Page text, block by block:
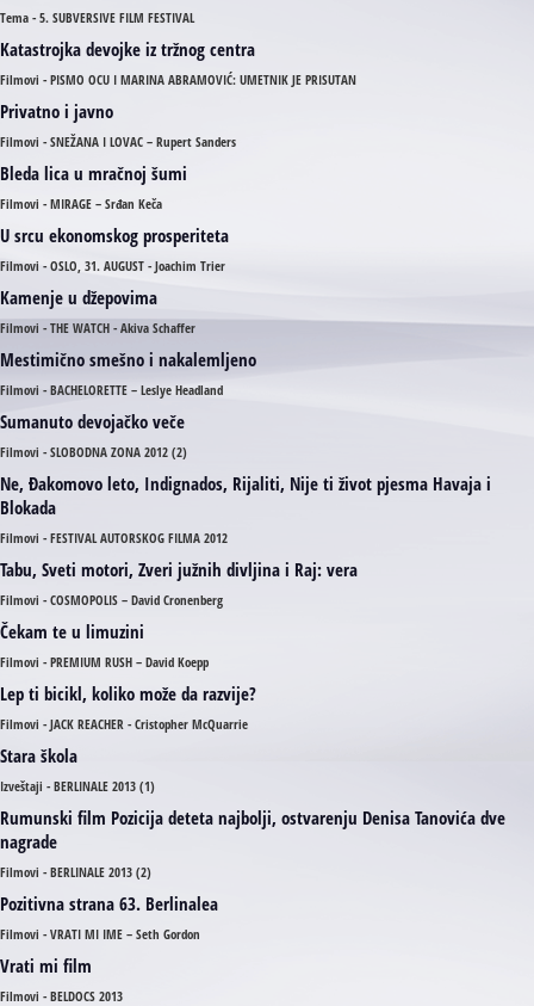
Tema - 5. SUBVERSIVE FILM FESTIVAL
Katastrojka devojke iz tržnog centra
Filmovi - PISMO OCU I MARINA ABRAMOVIĆ: UMETNIK JE PRISUTAN
Privatno i javno
Filmovi - SNEŽANA I LOVAC – Rupert Sanders
Bleda lica u mračnoj šumi
Filmovi - MIRAGE – Srđan Keča
U srcu ekonomskog prosperiteta
Filmovi - OSLO, 31. AUGUST - Joachim Trier
Kamenje u džepovima
Filmovi - THE WATCH - Akiva Schaffer
Mestimično smešno i nakalemljeno
Filmovi - BACHELORETTE – Leslye Headland
Sumanuto devojačko veče
Filmovi - SLOBODNA ZONA 2012 (2)
Ne, Đakomovo leto, Indignados, Rijaliti, Nije ti život pjesma Havaja i
Blokada
Filmovi - FESTIVAL AUTORSKOG FILMA 2012
Tabu, Sveti motori, Zveri južnih divljina i Raj: vera
Filmovi - COSMOPOLIS – David Cronenberg
Čekam te u limuzini
Filmovi - PREMIUM RUSH – David Koepp
Lep ti bicikl, koliko može da razvije?
Filmovi - JACK REACHER - Cristopher McQuarrie
Stara škola
Izveštaji - BERLINALE 2013 (1)
Rumunski film Pozicija deteta najbolji, ostvarenju Denisa Tanovića dve
nagrade
Filmovi - BERLINALE 2013 (2)
Pozitivna strana 63. Berlinalea
Filmovi - VRATI MI IME – Seth Gordon
Vrati mi film
Filmovi - BELDOCS 2013